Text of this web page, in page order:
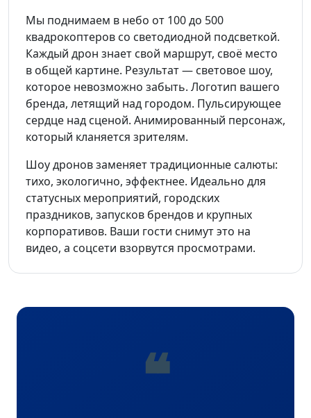
Мы поднимаем в небо от 100 до 500
квадрокоптеров со светодиодной подсветкой.
Каждый дрон знает свой маршрут, своё место
в общей картине. Результат — световое шоу,
которое невозможно забыть. Логотип вашего
бренда, летящий над городом. Пульсирующее
сердце над сценой. Анимированный персонаж,
который кланяется зрителям.
Шоу дронов заменяет традиционные салюты:
тихо, экологично, эффектнее. Идеально для
статусных мероприятий, городских
праздников, запусков брендов и крупных
корпоративов. Ваши гости снимут это на
видео, а соцсети взорвутся просмотрами.
❝